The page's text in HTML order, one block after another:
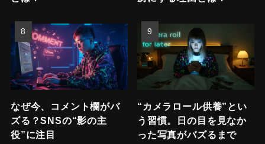
なぜ今、コメント欄がバ
ズる？SNSの“影の主
役”に注目
“カメラロール供養”とい
う習慣。日の目を見なか
った写真がバズるまで